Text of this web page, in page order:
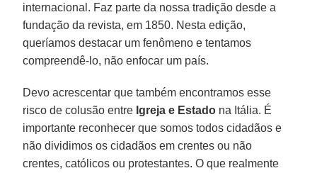
internacional. Faz parte da nossa tradição desde a
fundação da revista, em 1850. Nesta edição,
queríamos destacar um fenômeno e tentamos
compreendê-lo, não enfocar um país.
Devo acrescentar que também encontramos esse
risco de colusão entre Igreja e Estado na Itália. É
importante reconhecer que somos todos cidadãos e
não dividimos os cidadãos em crentes ou não
crentes, católicos ou protestantes. O que realmente